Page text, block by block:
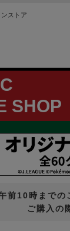
ストア
SHOP
前10時までの
ご購入の